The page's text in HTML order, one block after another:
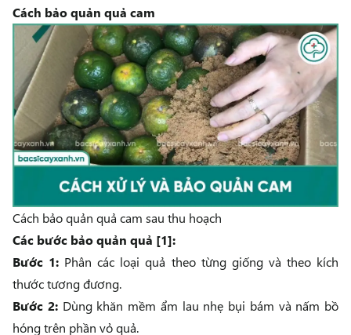
Cách bảo quản quả cam
Cách bảo quản quả cam sau thu hoạch
Các bước bảo quản quả [1]:
Bước 1: Phân các loại quả theo từng giống và theo kích
thước tương đương.
Bước 2: Dùng khăn mềm ẩm lau nhẹ bụi bám và nấm bồ
hóng trên phần vỏ quả.